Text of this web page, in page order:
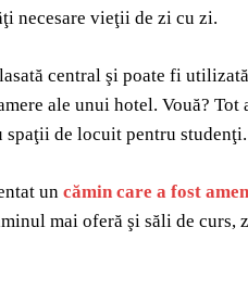
necesare vieţii de zi cu zi.
central şi poate fi
ale unui hotel. Vouă?
spaţii de locuit pentru studenţi.
un cămin care a fost
mai oferă şi săli de curs,